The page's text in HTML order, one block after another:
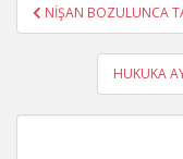
gezinmesi
NİŞAN BOZULUNCA
HUKUKA